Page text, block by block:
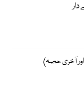
اور آخری حصہ)